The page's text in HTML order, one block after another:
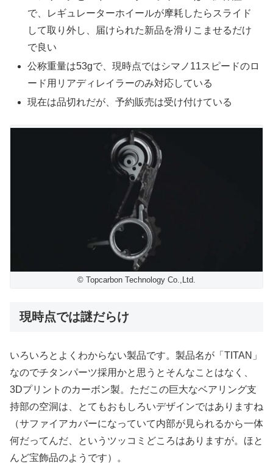
で、レギュレーターホイールが摩耗したらスライド
して取り外し、届けられた新品を滑りこませるだけ
で良い
公称重量は53gで、現時点ではシマノ11スピードのロ
ード用リアディレイラーのみ対応している
現在は品切れだが、予約販売は受け付けている
© Topcarbon Technology Co.,Ltd.
現時点では謎だらけ
いろいろとよくわからない製品です。製品名が「TITAN」
なのでチタンパーツ採用かと思うとそんなことはなく、
3Dプリントのカーボン製。ただこの巨大なベアリング支
持部の空洞は、とてもおもしろいデザインではありますね
（サファイアカバーになっていて内部が見られるから一体
何だってんだ、というツッコミどころはありますが。ほと
んど宝飾品のようです）。